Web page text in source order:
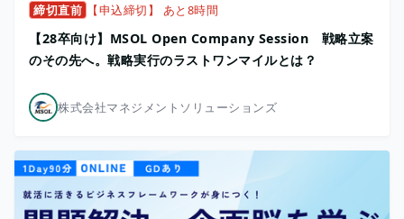
締切直前 【申込締切】 あと8時間
【28卒向け】MSOL Open Company Session 戦略立案
のその先へ。戦略実行のラストワンマイルとは？
株式会社マネジメントソリューションズ